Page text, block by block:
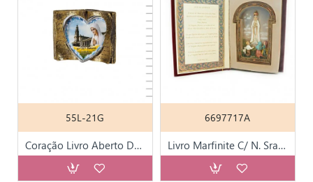
55L-21G
Coração Livro Aberto Dourado
6697717A
Livro Marfinite C/ N. Sra de Fátima